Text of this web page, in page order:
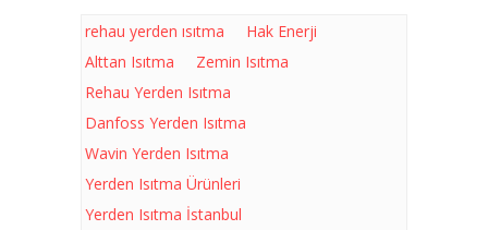
rehau yerden ısıtma
Hak Enerji
Alttan Isıtma
Zemin Isıtma
Rehau Yerden Isıtma
Danfoss Yerden Isıtma
Wavin Yerden Isıtma
Yerden Isıtma Ürünleri
Yerden Isıtma İstanbul